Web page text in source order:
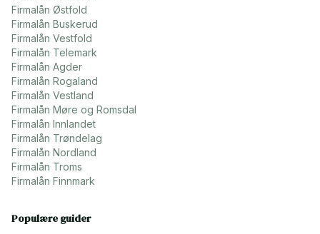
Firmalån Østfold
Firmalån Buskerud
Firmalån Vestfold
Firmalån Telemark
Firmalån Agder
Firmalån Rogaland
Firmalån Vestland
Firmalån Møre og Romsdal
Firmalån Innlandet
Firmalån Trøndelag
Firmalån Nordland
Firmalån Troms
Firmalån Finnmark
Populære guider